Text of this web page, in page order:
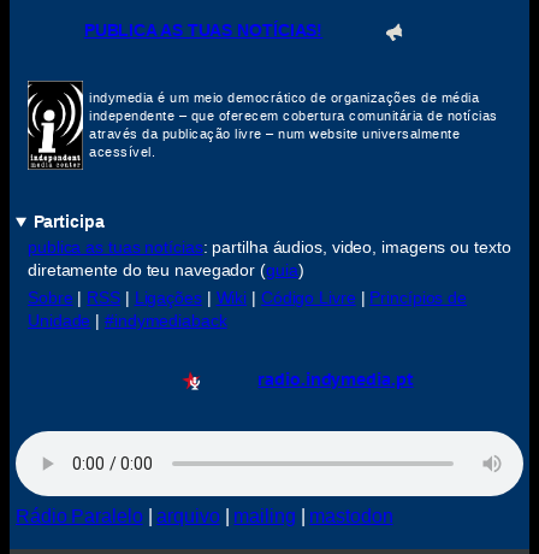
PUBLICA AS TUAS NOTÍCIAS!
indymedia é um meio democrático de organizações de média
independente – que oferecem cobertura comunitária de notícias
através da publicação livre – num website universalmente
acessível.
Participa
publica as tuas notícias: partilha áudios, video, imagens ou texto
diretamente do teu navegador (guia)
Sobre
RSS| Ligações| Wiki Código Livre
Princípios de
Unidade |#indymediaback
radio.indymedia.pt
Rádio Paralelo|arquivo| mailing mastodon